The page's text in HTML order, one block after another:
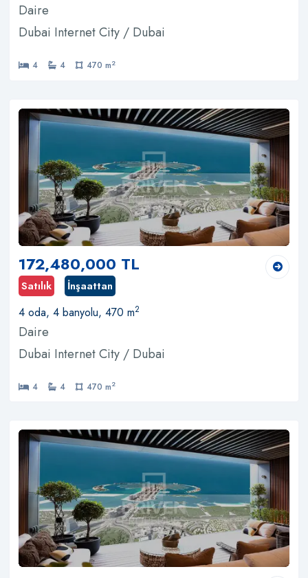
Daire
Dubai Internet City / Dubai
4 4 470 m2
172,480,000 TL
Satılık İnşaattan
4 oda, 4 banyolu, 470 m2
Daire
Dubai Internet City / Dubai
4 4 470 m2